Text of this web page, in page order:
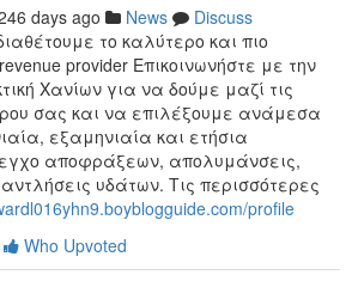
days ago News
Discuss
το καλύτερο και πιο
provider Επικοινωνήστε με την
Χανίων για να δούμε μαζί τις
σας και να επιλέξουμε ανάμεσα
εξαμηνιαία και ετήσια
αποφράξεων, απολυμάνσεις,
υδάτων. Τις περισσότερες
profile
Who Upvoted